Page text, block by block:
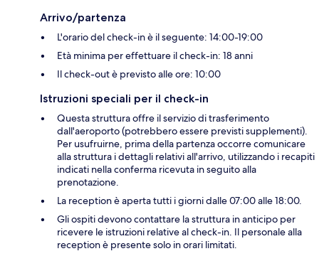
Arrivo/partenza
L'orario del check-in è il seguente: 14:00-19:00
Età minima per effettuare il check-in: 18 anni
Il check-out è previsto alle ore: 10:00
Istruzioni speciali per il check-in
Questa struttura offre il servizio di trasferimento
dall'aeroporto (potrebbero essere previsti supplementi).
Per usufruirne, prima della partenza occorre comunicare
alla struttura i dettagli relativi all'arrivo, utilizzando i recapiti
indicati nella conferma ricevuta in seguito alla
prenotazione.
La reception è aperta tutti i giorni dalle 07:00 alle 18:00.
Gli ospiti devono contattare la struttura in anticipo per
ricevere le istruzioni relative al check-in. Il personale alla
reception è presente solo in orari limitati.